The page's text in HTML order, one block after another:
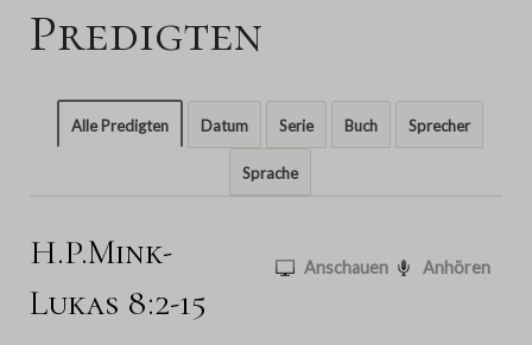
Predigten
Alle Predigten Datum Serie Buch Sprecher
Sprache
Anschauen Anhören
H.P.Mink-
Lukas 8:2-15